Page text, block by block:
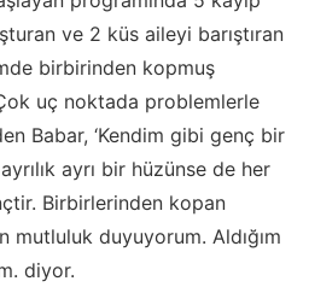
ve 2 küs aileyi barıştıran
birbirinden kopmuş
uç noktada problemlerle
Babar, ‘Kendim gibi genç bir
ayrı bir hüzünse de her
Birbirlerinden kopan
mutluluk duyuyorum. Aldığım
diyor.